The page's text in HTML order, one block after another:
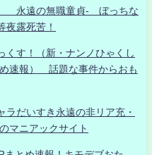
永遠の無職童貞- ぼっちな
夜露死苦！
くす！（新・ナンノひゃくし
速報） 話題な事件からおも
ラだいすき永遠の非リア充・
マニアックサイト